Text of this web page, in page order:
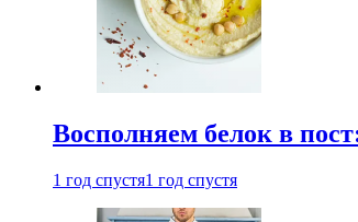
Восполняем белок в
1 год спустя1 год спустя